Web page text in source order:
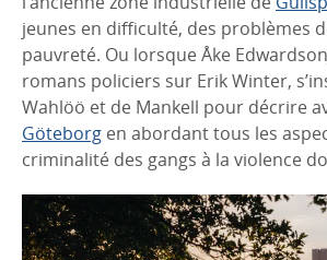
jeunes en difficulté, des problèmes
pauvreté. Ou lorsque Åke
romans policiers sur Erik Winter,
Wahlöö et de Mankell pour décrire
Göteborg en abordant tous les
criminalité des gangs à la violence